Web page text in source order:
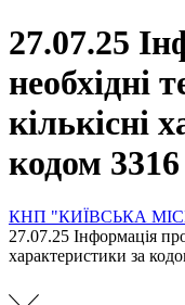
27.07.25
необхідні
кількісні
кодом 3316
КНП "КИЇВСЬКА
27.07.25 Інформація про
характеристики за